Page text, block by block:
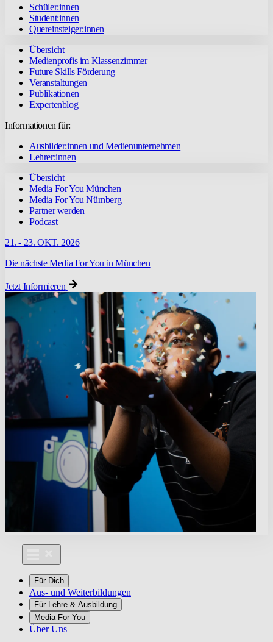
Schüler:innen
Student:innen
Quereinsteiger:innen
Übersicht
Medienprofis im Klassenzimmer
Future Skills Förderung
Veranstaltungen
Publikationen
Expertenblog
Informationen für:
Ausbilder:innen und Medienunternehmen
Lehrer:innen
Übersicht
Media For You München
Media For You Nürnberg
Partner werden
Podcast
21. - 23. OKT. 2026
Die nächste Media For You in München
Jetzt Informieren
Für Dich
Aus- und Weiterbildungen
Für Lehre & Ausbildung
Media For You
Über Uns